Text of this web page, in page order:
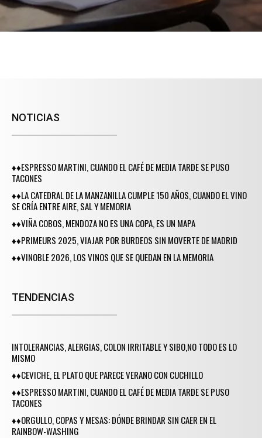
NOTICIAS
♦♦ESPRESSO MARTINI, CUANDO EL CAFÉ DE MEDIA TARDE SE PUSO
TACONES
♦♦LA CATEDRAL DE LA MANZANILLA CUMPLE 150 AÑOS, CUANDO EL VINO
SE CRÍA ENTRE AIRE, SAL Y MEMORIA
♦♦VIÑA COBOS, MENDOZA NO ES UNA COPA, ES UN MAPA
♦♦PRIMEURS 2025, VIAJAR POR BURDEOS SIN MOVERTE DE MADRID
♦♦VINOBLE 2026, LOS VINOS QUE SE QUEDAN EN LA MEMORIA
TENDENCIAS
INTOLERANCIAS, ALERGIAS, COLON IRRITABLE Y SIBO,NO TODO ES LO
MISMO
♦♦CEVICHE, EL PLATO QUE PARECE VERANO CON CUCHILLO
♦♦ESPRESSO MARTINI, CUANDO EL CAFÉ DE MEDIA TARDE SE PUSO
TACONES
♦♦ORGULLO, COPAS Y MESAS: DÓNDE BRINDAR SIN CAER EN EL
RAINBOW-WASHING